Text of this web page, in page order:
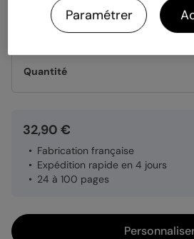
Papier
Quantité
32,90 €
Fabrication française
Expédition rapide en 4 jours
24 à 100 pages
Paramétrer